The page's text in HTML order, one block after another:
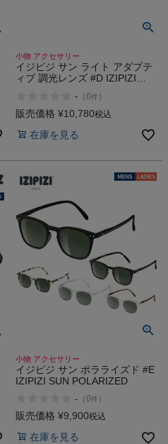
小物 アクセサリー
イジピジ サン ライト アダプテ
ィブ 調光レンズ #D IZIPIZI
- （0件 ）
販売価格 ¥10,780税込
在庫を見る
小物 アクセサリー
イジピジ サン ポラライズド #E
IZIPIZI SUN POLARIZED
- （0件 ）
販売価格 ¥9,900税込
在庫を見る